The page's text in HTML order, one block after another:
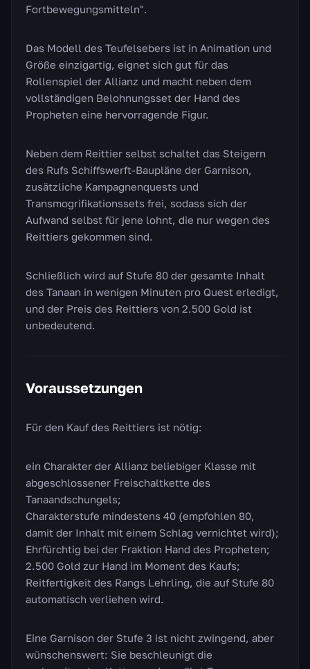
Fortbewegungsmitteln".
Das Modell des Teufelsebers ist in Animation und
Größe einzigartig, eignet sich gut für das
Rollenspiel der Allianz und macht neben dem
vollständigen Belohnungsset der Hand des
Propheten eine hervorragende Figur.
Neben dem Reittier selbst schaltet das Steigern
des Rufs Schiffswerft-Baupläne der Garnison,
zusätzliche Kampagnenquests und
Transmogrifikationssets frei, sodass sich der
Aufwand selbst für jene lohnt, die nur wegen des
Reittiers gekommen sind.
Schließlich wird auf Stufe 80 der gesamte Inhalt
des Tanaan in wenigen Minuten pro Quest erledigt,
und der Preis des Reittiers von 2.500 Gold ist
unbedeutend.
Voraussetzungen
Für den Kauf des Reittiers ist nötig:
ein Charakter der Allianz beliebiger Klasse mit
abgeschlossener Freischaltkette des
Tanaandschungels;
Charakterstufe mindestens 40 (empfohlen 80,
damit der Inhalt mit einem Schlag vernichtet wird);
Ehrfürchtig bei der Fraktion Hand des Propheten;
2.500 Gold zur Hand im Moment des Kaufs;
Reitfertigkeit des Rangs Lehrling, die auf Stufe 80
automatisch verliehen wird.
Eine Garnison der Stufe 3 ist nicht zwingend, aber
wünschenswert: Sie beschleunigt die